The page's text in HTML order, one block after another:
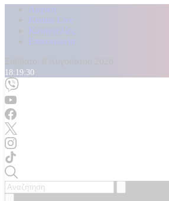
Αρχική
Kontra Live
Καταγγελίες
Επικοινωνία
18:19:32